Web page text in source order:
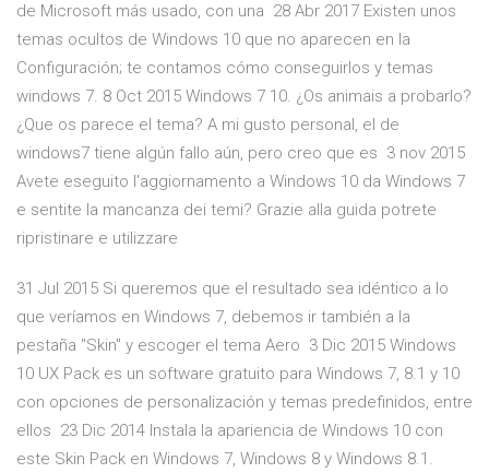
de Microsoft más usado, con una 28 Abr 2017 Existen unos
temas ocultos de Windows 10 que no aparecen en la
Configuración; te contamos cómo conseguirlos y temas
windows 7. 8 Oct 2015 Windows 7 10. ¿Os animais a probarlo?
¿Que os parece el tema? A mi gusto personal, el de
windows7 tiene algún fallo aún, pero creo que es 3 nov 2015
Avete eseguito l'aggiornamento a Windows 10 da Windows 7
e sentite la mancanza dei temi? Grazie alla guida potrete
ripristinare e utilizzare
31 Jul 2015 Si queremos que el resultado sea idéntico a lo
que veríamos en Windows 7, debemos ir también a la
pestaña "Skin" y escoger el tema Aero 3 Dic 2015 Windows
10 UX Pack es un software gratuito para Windows 7, 8.1 y 10
con opciones de personalización y temas predefinidos, entre
ellos 23 Dic 2014 Instala la apariencia de Windows 10 con
este Skin Pack en Windows 7, Windows 8 y Windows 8.1.